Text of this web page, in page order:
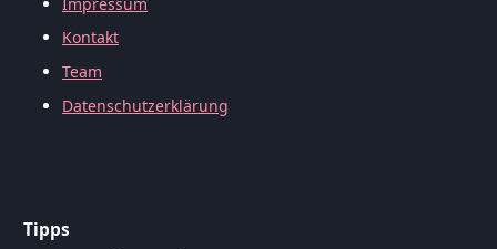
Kontakt
Team
Datenschutzerklärung
Tipps